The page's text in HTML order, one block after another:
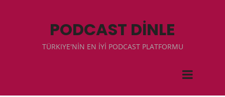
PODCAST DİNLE
TÜRKIYE'NİN EN İYİ PODCAST PLATFORMU